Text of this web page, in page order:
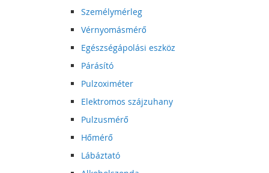
Személymérleg
Vérnyomásmérő
Egészségápolási eszköz
Párásító
Pulzoximéter
Elektromos szájzuhany
Pulzusmérő
Hőmérő
Lábáztató